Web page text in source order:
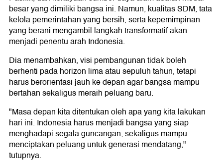
besar yang dimiliki bangsa ini. Namun, kualitas SDM, tata
kelola pemerintahan yang bersih, serta kepemimpinan
yang berani mengambil langkah transformatif akan
menjadi penentu arah Indonesia.
Dia menambahkan, visi pembangunan tidak boleh
berhenti pada horizon lima atau sepuluh tahun, tetapi
harus berorientasi jauh ke depan agar bangsa mampu
bertahan sekaligus meraih peluang baru.
"Masa depan kita ditentukan oleh apa yang kita lakukan
hari ini. Indonesia harus menjadi bangsa yang siap
menghadapi segala guncangan, sekaligus mampu
menciptakan peluang untuk generasi mendatang,"
tutupnya.